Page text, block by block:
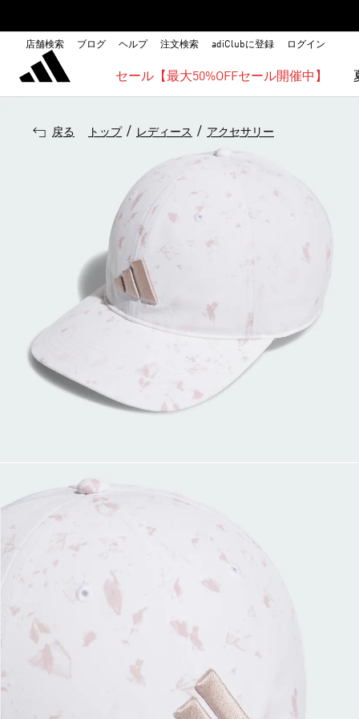
店舗検索 ブログ ヘルプ 注文検索 adiClubに登録 ログイン
セール【最大50%OFFセール開催中】
戻る トップ / レディース / アクセサリー